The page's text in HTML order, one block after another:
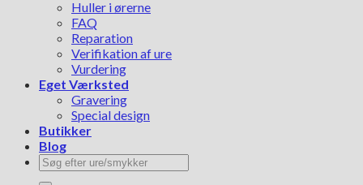
Huller i ørerne
FAQ
Reparation
Verifikation af ure
Vurdering
Eget Værksted
Gravering
Special design
Butikker
Blog
Søg
efter: